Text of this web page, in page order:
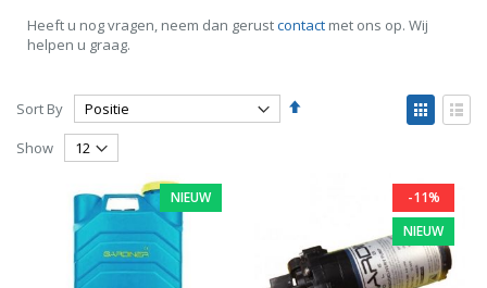
Heeft u nog vragen, neem dan gerustcontact met ons op. Wij
helpen u graag.
Sort By
Set
View
as
Show
NIEUW
-11%
NIEUW